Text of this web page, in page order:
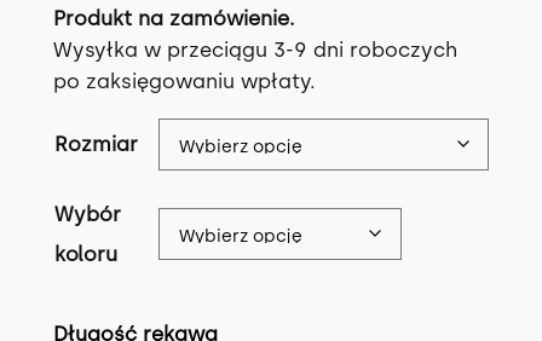
Produkt na zamówienie.
Wysyłka w przeciągu 3-9 dni roboczych
po zaksięgowaniu wpłaty.
Rozmiar
Wybór
koloru
Długość rękawa